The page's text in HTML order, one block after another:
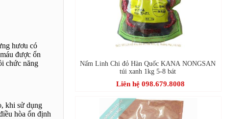
hươu có
được ổn
chức năng
khi sử dụng
hòa ổn định
Nấm Linh Chi đỏ Hàn Quốc KANA NONGSAN
túi xanh 1kg 5-8 bát
Liên hệ 098.679.8008